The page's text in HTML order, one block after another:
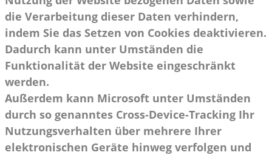
die Verarbeitung dieser Daten verhindern,
indem Sie das Setzen von Cookies deaktivieren.
Dadurch kann unter Umständen die
Funktionalität der Website eingeschränkt
werden.
Außerdem kann Microsoft unter Umständen
durch so genanntes Cross-Device-Tracking Ihr
Nutzungsverhalten über mehrere Ihrer
elektronischen Geräte hinweg verfolgen und